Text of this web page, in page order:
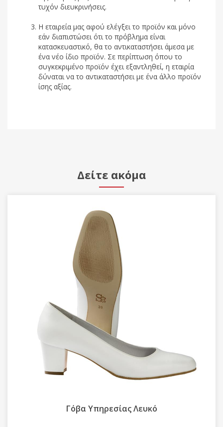
τυχόν διευκρινήσεις.
Η εταιρεία μας αφού ελέγξει το προϊόν και μόνο
εάν διαπιστώσει ότι το πρόβλημα είναι
κατασκευαστικό, θα το αντικαταστήσει άμεσα με
ένα νέο ίδιο προϊόν. Σε περίπτωση όπου το
συγκεκριμένο προϊόν έχει εξαντληθεί, η εταιρία
δύναται να το αντικαταστήσει με ένα άλλο προϊόν
ίσης αξίας.
Δείτε ακόμα
Γόβα Υπηρεσίας Λευκό